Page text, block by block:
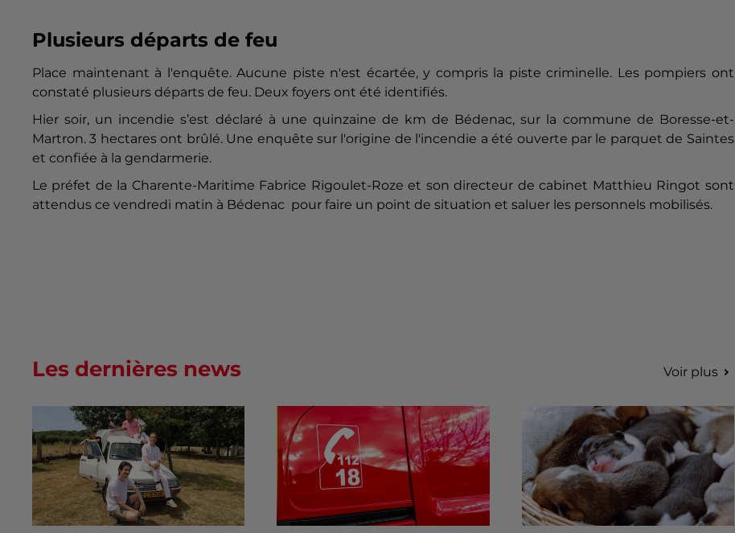
Plusieurs départs de feu
Place maintenant à l'enquête. Aucune piste n'est écartée, y compris la piste criminelle. Les pompiers ont
constaté plusieurs départs de feu. Deux foyers ont été identifiés.
Hier soir, un incendie s’est déclaré à une quinzaine de km de Bédenac, sur la commune de Boresse-et-
Martron. 3 hectares ont brûlé. Une enquête sur l'origine de l'incendie a été ouverte par le parquet de Saintes
et confiée à la gendarmerie.
Le préfet de la Charente-Maritime Fabrice Rigoulet-Roze et son directeur de cabinet Matthieu Ringot sont
attendus ce vendredi matin à Bédenac pour faire un point de situation et saluer les personnels mobilisés.
Les dernières news Voir plus